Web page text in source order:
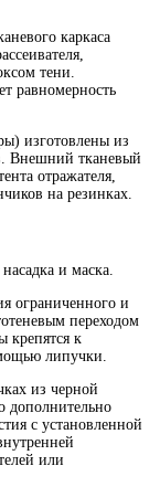
каркаса
тени.
равномерность
изготовлены из
Внешний тканевый
отражателя,
на резинках.
и маска.
ограниченного и
переходом
крепятся к
липучки.
из черной
дополнительно
с установленной
или